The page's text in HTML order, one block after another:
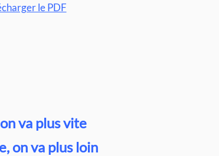
le PDF
va plus vite
on va plus loin